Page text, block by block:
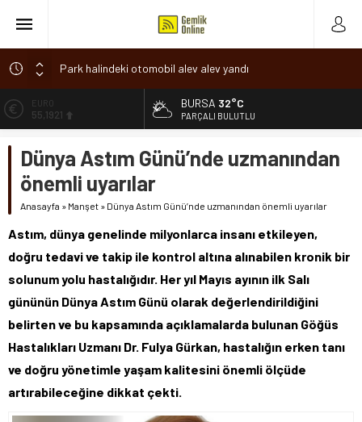
Park halindeki otomobil alev alev yandı
Osmangazi’de baharın müjdesi ‘Hıdırellez’ coşkuyla kutlandı
7 aylık hamileyken evden çıktı, sırra kadem bastı
Romanya’da Hıdırellez Coşkusu
ALTIN
6.659,09
13.779,39
DOLAR
47,7155
55,1921
BURSA 32°C
PARÇALI BULUTLU
Dünya Astım Günü’nde uzmanından
önemli uyarılar
Anasayfa » Manşet » Dünya Astım Günü’nde uzmanından önemli uyarılar
Astım, dünya genelinde milyonlarca insanı etkileyen,
doğru tedavi ve takip ile kontrol altına alınabilen kronik bir
solunum yolu hastalığıdır. Her yıl Mayıs ayının ilk Salı
gününün Dünya Astım Günü olarak değerlendirildiğini
belirten ve bu kapsamında açıklamalarda bulunan Göğüs
Hastalıkları Uzmanı Dr. Fulya Gürkan, hastalığın erken tanı
ve doğru yönetimle yaşam kalitesini önemli ölçüde
artırabileceğine dikkat çekti.